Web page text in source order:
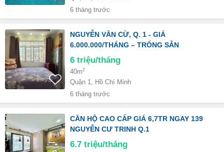
6 tháng trước
NGUYỄN VĂN CỪ, Q. 1 - GIÁ
6.000.000/THÁNG – TRỐNG SẴN
6 triệu/tháng
40m2
Quận 1, Hồ Chí Minh
6 tháng trước
CĂN HỘ CAO CẤP GIÁ 6,7TR NGAY 139
NGUYỄN CƯ TRINH Q.1
6.7 triệu/tháng